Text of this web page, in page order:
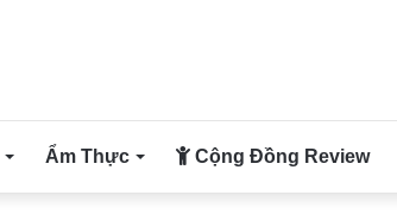
Ẩm Thực Cộng Đồng Review